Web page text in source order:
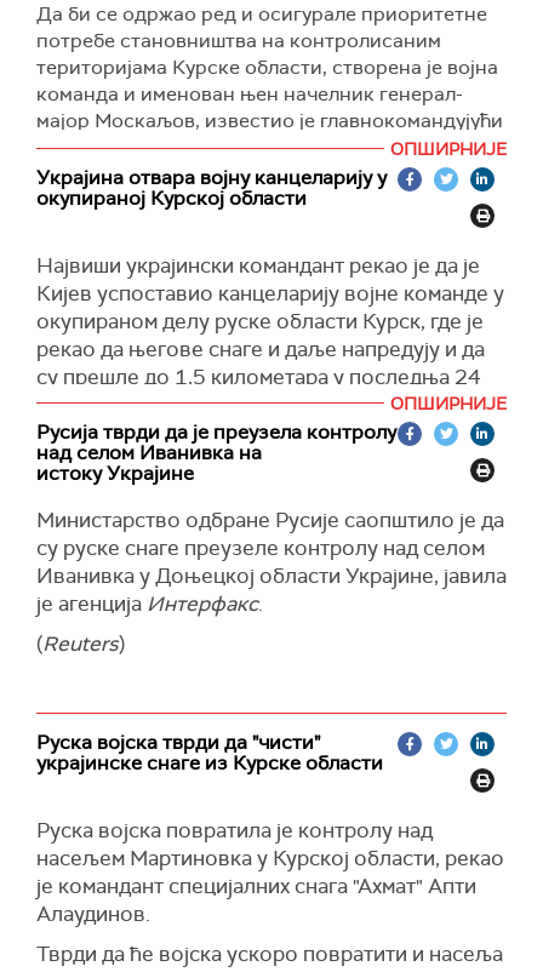
инфраструктуру у Украјини.
(Reuters)
Лукашенко у интервјуу за ТВ канал Русијау
Минску.
Пподсетио је да ће Русија, према постојећим
споразумима, у случају агресије на Белорусију,
послати своје трупе у земљу ради војне
подршке.
"Русија, према нашем договору, уводи своје
Белорусију. Ми примамо први ударац, а онда
нас Русија подржава у резерви", рекао је
Лукашенко.
(Интерфакс)
Да би се одржао ред и осигурале приоритетне
потребе становништва на контролисаним
територијама Курске области, створена је војна
команда и именован њен начелник генерал-
мајор Москаљов, известио је главнокомандујући
оружаних снага Олександр Сирски.
"На територији Курске области завршено је
тражење и уништавање непријатеља у насељу
Суџа и још три насеља. Да би се одржао ред и
закон и осигурале приоритетне потребе
становништва на контролисаним
територијама, створена је војна команда и
именован њен начелник генерал-мајор
Москаљов", рекао је Сирски.
Истакао је да су од почетка офанзивне
операције на територији Курске области,
украјинске трупе напредовале 35 километара
на територији непријатеља, овладавши 1.150
квадратних километара територије, односно
82 насеља.
(Укринформ)
ОПШИРНИЈЕ
Украјина отвара војну канцеларију у
окупираној Курској области
Највиши украјински командант рекао је да је
Кијев успоставио канцеларију војне команде у
окупираном делу руске области Курск, где је
рекао да његове снаге и даље напредују и да
су прешле до 1,5 километара у последња 24
сата.
Олександар Сирски, шеф украјинских
оружаних снага, рекао је председнику
објавио украјински лидер да су кијевске снаге
напредовале 35 километара у руској области
Курск откако су прошле недеље извршиле
упад.
(Reuters)
ОПШИРНИЈЕ
Русија тврди да је преузела контролу
над селом Иванивка на
истоку Украјине
Министарство одбране Русије саопштило је да
су руске снаге преузеле контролу над селом
Иванивка у Доњецкој области Украјине, јавила
је агенција Интерфакс.
(Reuters)
Руска војска тврди да "чисти"
украјинске снаге из Курске области
Руска војска повратила је контролу над
насељем Мартиновка у Курској области, рекао
је командант специјалних снага "Ахмат" Апти
Алаудинов.
Тврди да ће војска ускоро повратити и насеља